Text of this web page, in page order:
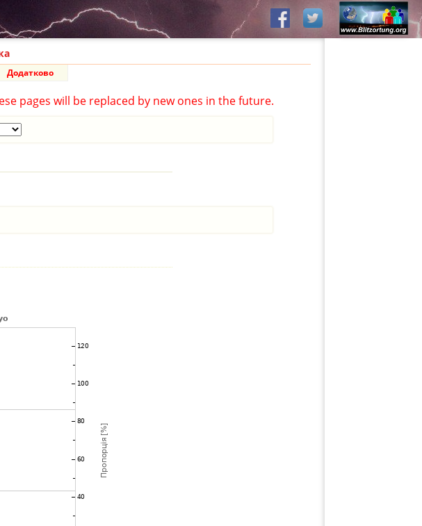
Додатково
pages will be replaced by new ones in the future.